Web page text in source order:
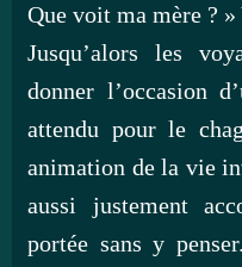
Que voit ma mère ?
Jusqu’alors les
donner l’occasion
attendu pour le
animation de la vie
aussi justement
portée sans y